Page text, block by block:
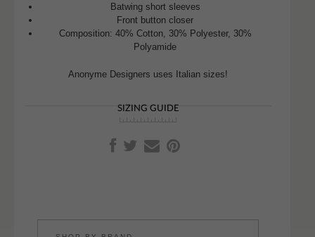
Batwing short sleeves
Front button closer
Composition: 40% Cotton, 30% Polyester, 30%
Polyamide
Anonyme Designers uses Italian sizes!
SIZING GUIDE